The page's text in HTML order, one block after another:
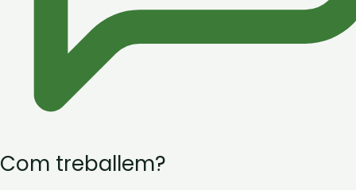
Com treballem?